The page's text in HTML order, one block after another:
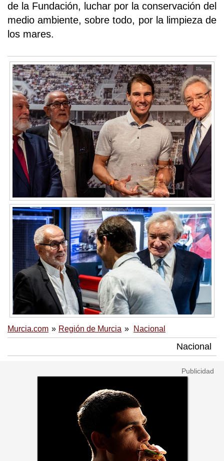
de la Fundación, luchar por la conservación del
medio ambiente, sobre todo, por la limpieza de
los mares.
Murcia.com Región de Murcia Nacional
Nacional